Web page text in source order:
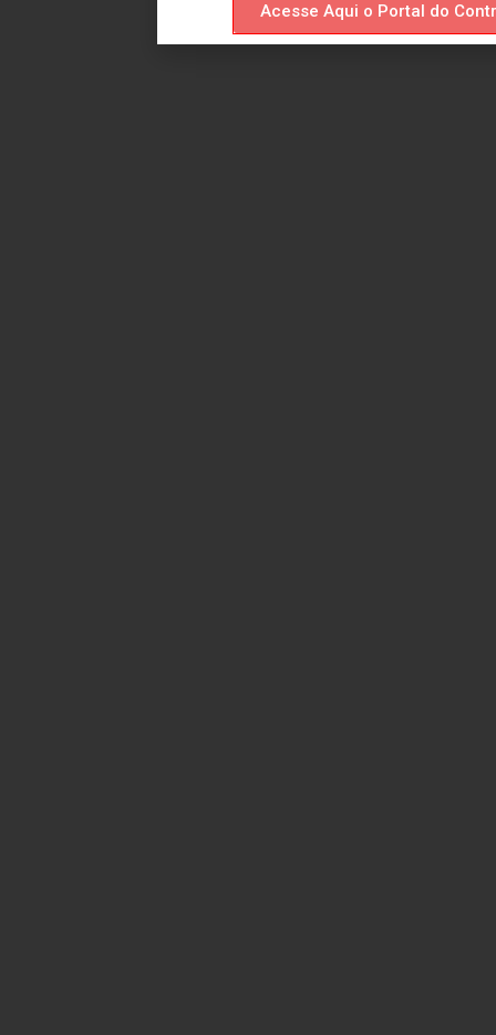
Acesse Aqui o Portal do